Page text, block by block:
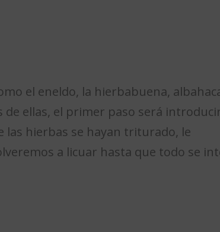
el eneldo, la hierbabuena,
ellas, el primer paso será
las hierbas se hayan triturado, le
a licuar hasta que todo se